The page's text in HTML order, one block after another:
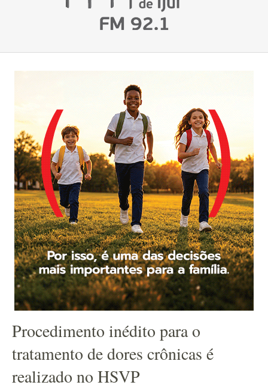
Procedimento inédito para o
tratamento de dores crônicas é
realizado no HSVP